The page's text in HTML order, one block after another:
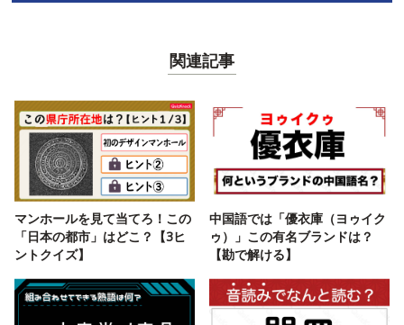
関連記事
マンホールを見て当てろ！この
「日本の都市」はどこ？【3ヒ
ントクイズ】
中国語では「優衣庫（ヨゥイク
ゥ）」この有名ブランドは？
【勘で解ける】